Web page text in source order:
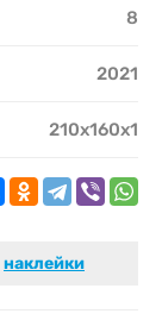
8
2021
210х160х1
наклейки